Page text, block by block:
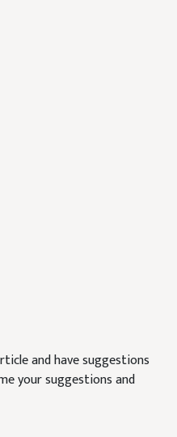
and have suggestions
your suggestions and